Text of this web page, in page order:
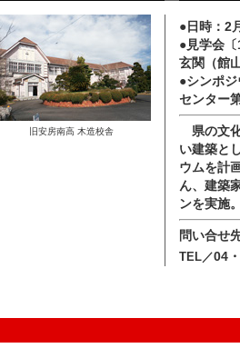
旧安房南高 木造校舎
●日時：2
●見学会
玄関（館
●シンポ
センター
県の文
い建築と
ウムを計
ん、建築
ンを実施
問い合せ
TEL／04